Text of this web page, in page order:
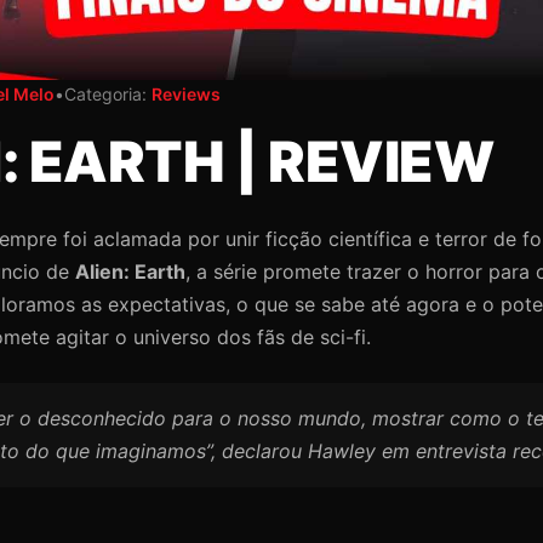
Melo•Categoria: Reviews
EARTH | REVIEW
foi aclamada por unir ficção científica e terror de
de Alien: Earth, a série promete trazer o horror para
as expectativas, o que se sabe até agora e o
agitar o universo dos fãs de sci-fi.
o desconhecido para o nosso mundo, mostrar como o
do que imaginamos”, declarou Hawley em entrevista